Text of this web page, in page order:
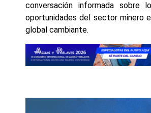
conversación informada sobre
oportunidades del sector minero
global cambiante.